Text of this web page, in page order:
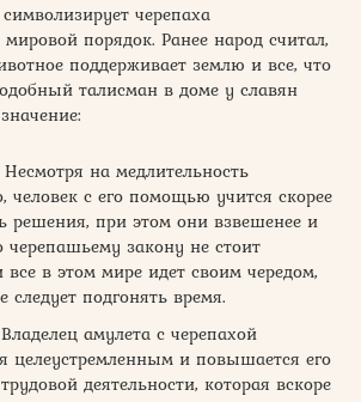
черепаха
порядок. Ранее народ считал,
поддерживает землю и все, что
талисман в доме у славян
на медлительность
человек с его помощью учится скорее
решения, при этом они взвешенее и
черепашьему закону не стоит
в этом мире идет своим чередом,
следует подгонять время.
амулета с черепахой
целеустремленным и повышается его
деятельности, которая вскоре